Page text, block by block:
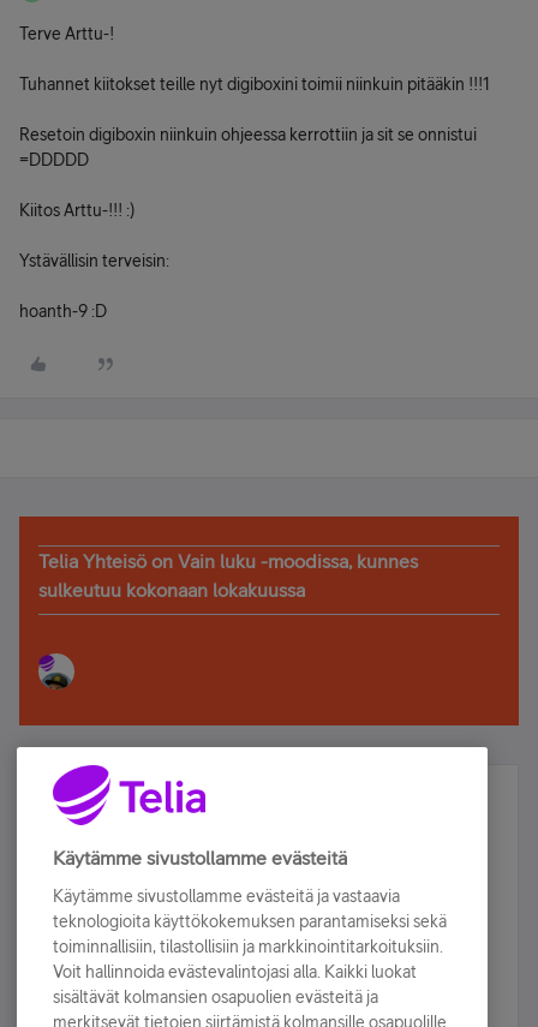
Terve Arttu-!
Tuhannet kiitokset teille nyt digiboxini toimii niinkuin pitääkin !!!1
Resetoin digiboxin niinkuin ohjeessa kerrottiin ja sit se onnistui
=DDDDD
Kiitos Arttu-!!! :)
Ystävällisin terveisin:
hoanth-9 :D
Telia Yhteisö on Vain luku -moodissa, kunnes
sulkeutuu kokonaan lokakuussa
Älä jää paitsi – osallistu ja voita!
Tilaa Telian uutiskirje ja olet mukana arvonnassa.
sähköpostiisi.
Tilaa nyt
Käytämme sivustollamme evästeitä
Käytämme sivustollamme evästeitä ja vastaavia
teknologioita käyttökokemuksen parantamiseksi sekä
toiminnallisiin, tilastollisiin ja markkinointitarkoituksiin.
Voit hallinnoida evästevalintojasi alla. Kaikki luokat
sisältävät kolmansien osapuolien evästeitä ja
merkitsevät tietojen siirtämistä kolmansille osapuolille.